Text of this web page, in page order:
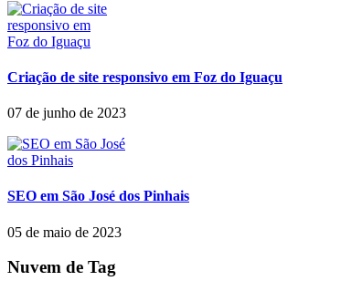
Criação de site responsivo em Foz do Iguaçu
07 de junho de 2023
SEO em São José dos Pinhais
05 de maio de 2023
Nuvem de Tag